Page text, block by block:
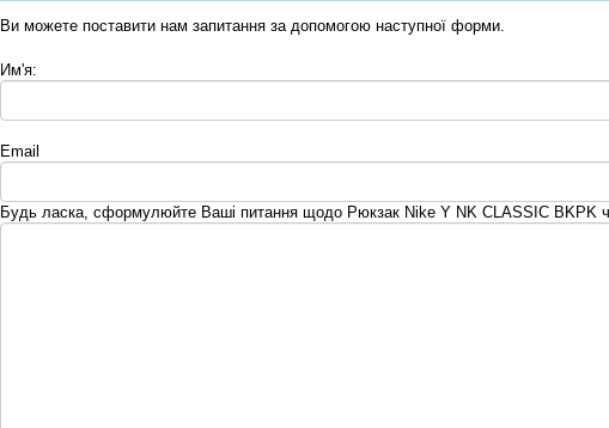
Ви можете поставити нам запитання за допомогою наступної форми.
Им'я:
Email
Будь ласка, сформулюйте Ваші питання щодо Рюкзак Nike Y NK CLASSIC BKPK